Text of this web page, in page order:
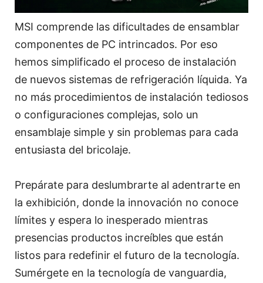
MSI comprende las dificultades de ensamblar
componentes de PC intrincados. Por eso
hemos simplificado el proceso de instalación
de nuevos sistemas de refrigeración líquida. Ya
no más procedimientos de instalación tediosos
o configuraciones complejas, solo un
ensamblaje simple y sin problemas para cada
entusiasta del bricolaje.
Prepárate para deslumbrarte al adentrarte en
la exhibición, donde la innovación no conoce
límites y espera lo inesperado mientras
presencias productos increíbles que están
listos para redefinir el futuro de la tecnología.
Sumérgete en la tecnología de vanguardia,